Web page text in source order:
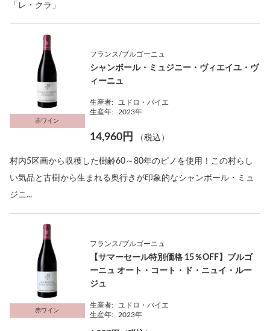
「レ・クラ」
赤ワイン
フランス/ブルゴーニュ
シャンボール・ミュジニー・ヴィエイユ・ヴ
ィーニュ
生産者:
ユドロ・バイエ
生産年:
2023年
14,960円 （税込）
村内5区画から収穫した樹齢60～80年のピノを使用！この村らし
い気品と古樹から生まれる奥行きが印象的なシャンボール・ミュ
ジニ...
赤ワイン
フランス/ブルゴーニュ
【サマーセール特別価格 15％OFF】ブルゴ
ーニュ オート・コート・ド・ニュイ・ルー
ジュ
生産者:
ユドロ・バイエ
生産年:
2023年